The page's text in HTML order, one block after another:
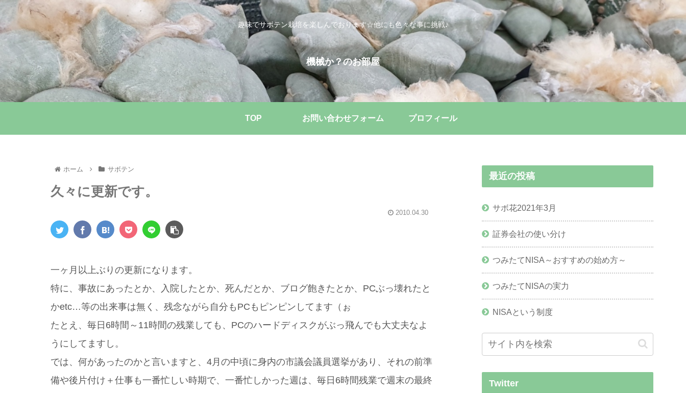
趣味でサボテン栽培を楽しんでおります☆他にも色々な事に挑戦♪
機械か？のお部屋
TOP お問い合わせフォーム プロフィール
ホーム サボテン
久々に更新です。
2010.04.30
一ヶ月以上ぶりの更新になります。
特に、事故にあったとか、入院したとか、死んだとか、ブログ飽きたとか、PCぶっ壊れたと
かetc…等の出来事は無く、残念ながら自分もPCもピンピンしてます（ぉ
たとえ、毎日6時間～11時間の残業しても、PCのハードディスクがぶっ飛んでも大丈夫なよ
うにしてますし。
では、何があったのかと言いますと、4月の中頃に身内の市議会議員選挙があり、それの前準
備や後片付け＋仕事も一番忙しい時期で、一番忙しかった週は、毎日6時間残業で週末の最終
最近の投稿
サボ花2021年3月
証券会社の使い分け
つみたてNISA～おすすめの始め方～
つみたてNISAの実力
NISAという制度
Twitter